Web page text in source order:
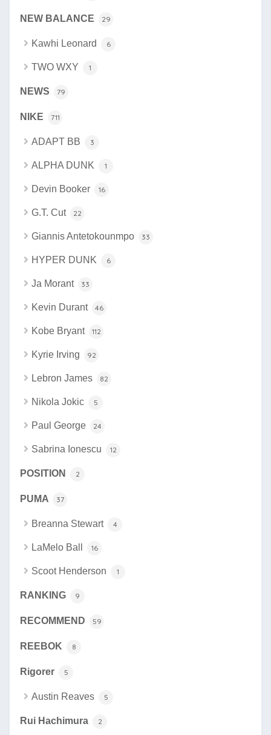
NEW BALANCE 29
Kawhi Leonard 6
TWO WXY 1
NEWS 79
NIKE 711
ADAPT BB 3
ALPHA DUNK 1
Devin Booker 16
G.T. Cut 22
Giannis Antetokounmpo 33
HYPER DUNK 6
Ja Morant 33
Kevin Durant 46
Kobe Bryant 112
Kyrie Irving 92
Lebron James 82
Nikola Jokic 5
Paul George 24
Sabrina Ionescu 12
POSITION 2
PUMA 37
Breanna Stewart 4
LaMelo Ball 16
Scoot Henderson 1
RANKING 9
RECOMMEND 59
REEBOK 8
Rigorer 5
Austin Reaves 5
Rui Hachimura 2